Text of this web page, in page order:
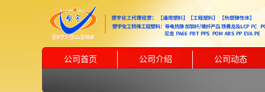
公司首页 公司介绍 公司动态